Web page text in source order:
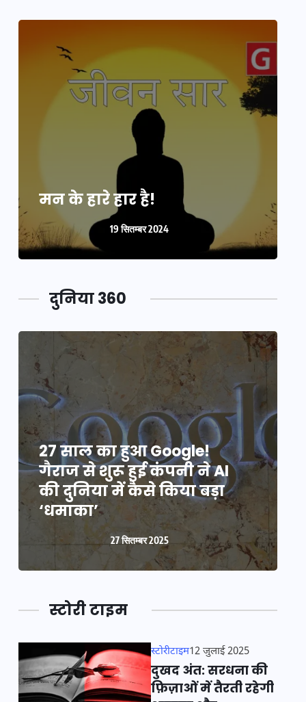
मन के हारे हार है!
19 सितम्बर 2024
दुनिया 360
27 साल का हुआ Google!
गैराज से शुरू हुई कंपनी ने AI
की दुनिया में कैसे किया बड़ा
‘धमाका’
27 सितम्बर 2025
स्टोरी टाइम
स्टोरीटाइम12 जुलाई 2025
दुखद अंत: सरधना की
फ़िज़ाओं में तैरती रहेगी